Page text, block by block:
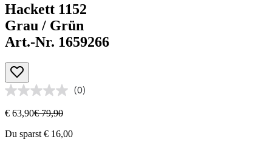
Hackett 1152
Grau / Grün
Art.-Nr. 1659266
(0)
€ 63,90€ 79,90
Du sparst € 16,00